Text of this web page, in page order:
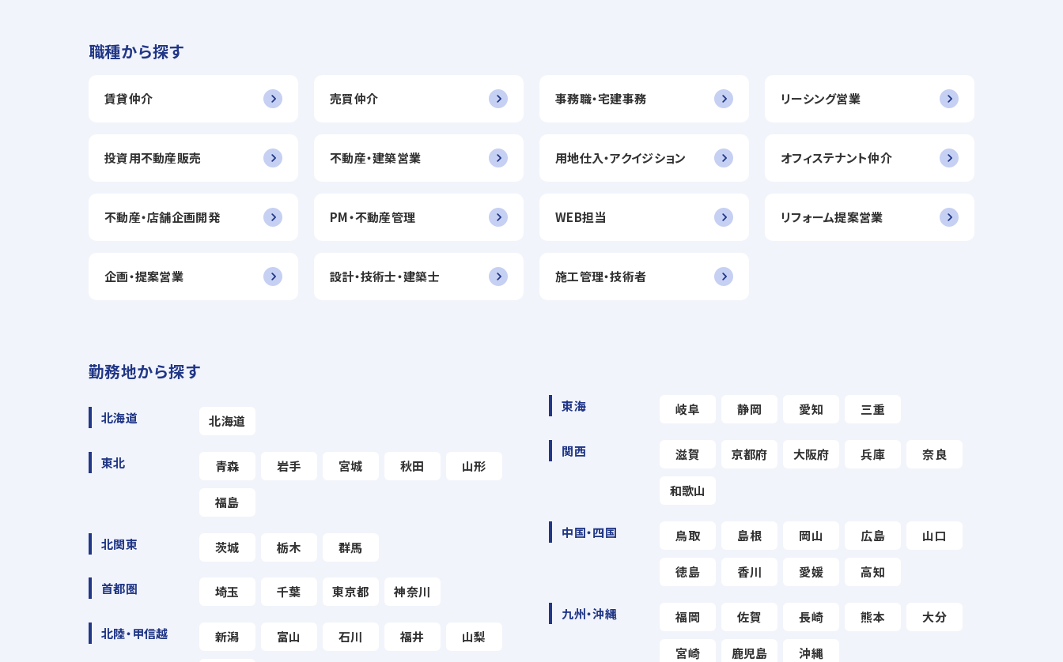
職種から探す
賃貸仲介 売買仲介 事務職・宅建事務 リーシング営業
投資用不動産販売 不動産・建築営業 用地仕入・アクイジション オフィステナント仲介
不動産・店舗企画開発 PM・不動産管理 WEB担当 リフォーム提案営業
企画・提案営業 設計・技術士・建築士 施工管理・技術者
勤務地から探す
北海道 北海道
東北 青森 岩手 宮城 秋田 山形
福島
北関東 茨城 栃木 群馬
首都圏 埼玉 千葉 東京都 神奈川
北陸・甲信越 新潟 富山 石川 福井 山梨
東海 岐阜 静岡 愛知 三重
関西 滋賀 京都府 大阪府 兵庫 奈良
和歌山
中国・四国 鳥取 島根 岡山 広島 山口
徳島 香川 愛媛 高知
九州・沖縄 福岡 佐賀 長崎 熊本 大分
宮崎 鹿児島 沖縄